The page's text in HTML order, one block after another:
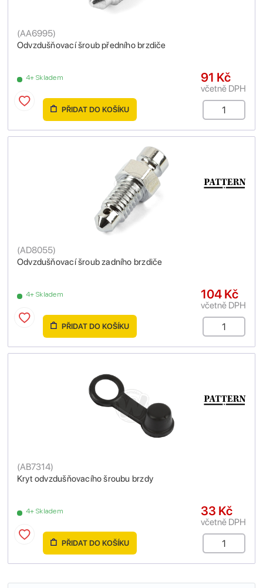
Odvzdušňovací šroub předního brzdiče
(AA6995)
4+ Skladem 91 Kč
včetně DPH
PŘIDAT DO KOŠÍKU
Odvzdušňovací šroub zadního brzdiče
(AD8055)
4+ Skladem 104 Kč
včetně DPH
PŘIDAT DO KOŠÍKU
Kryt odvzdušňovacího šroubu brzdy
(AB7314)
4+ Skladem 33 Kč
včetně DPH
PŘIDAT DO KOŠÍKU